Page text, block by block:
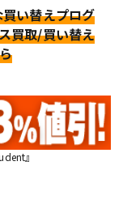
い替えプログ
買取/買い替え
』